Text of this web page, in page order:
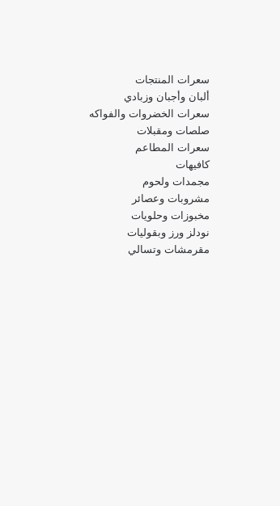
سعرات المنتجات
ألبان وأجبان وزبادي
سعرات الخضروات والفواكه
صلصات ومقبلات
سعرات المطاعم
كافيهات
مجمدات ولحوم
مشروبات وعصائر
مخبوزات وحلويات
نودلز ورز وبقوليات
مقرمشات وتسالي